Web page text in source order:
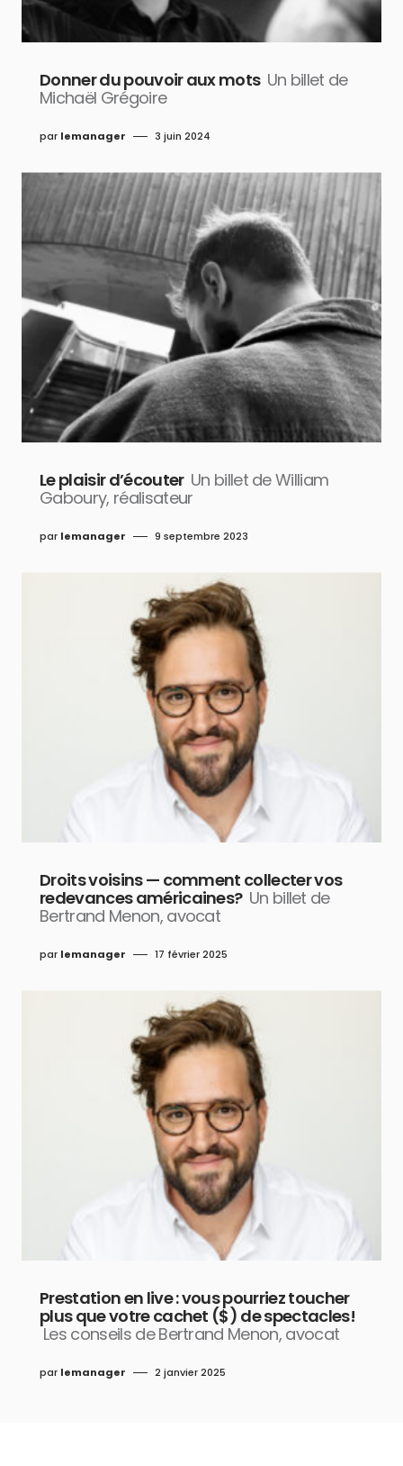
Donner du pouvoir aux mots Un billet de
Michaël Grégoire
par lemanager 3 juin 2024
Le plaisir d’écouter Un billet de William
Gaboury, réalisateur
par lemanager 9 septembre 2023
Droits voisins — comment collecter vos
redevances américaines? Un billet de
Bertrand Menon, avocat
par lemanager 17 février 2025
Prestation en live : vous pourriez toucher
plus que votre cachet ($) de spectacles!
Les conseils de Bertrand Menon, avocat
par lemanager 2 janvier 2025